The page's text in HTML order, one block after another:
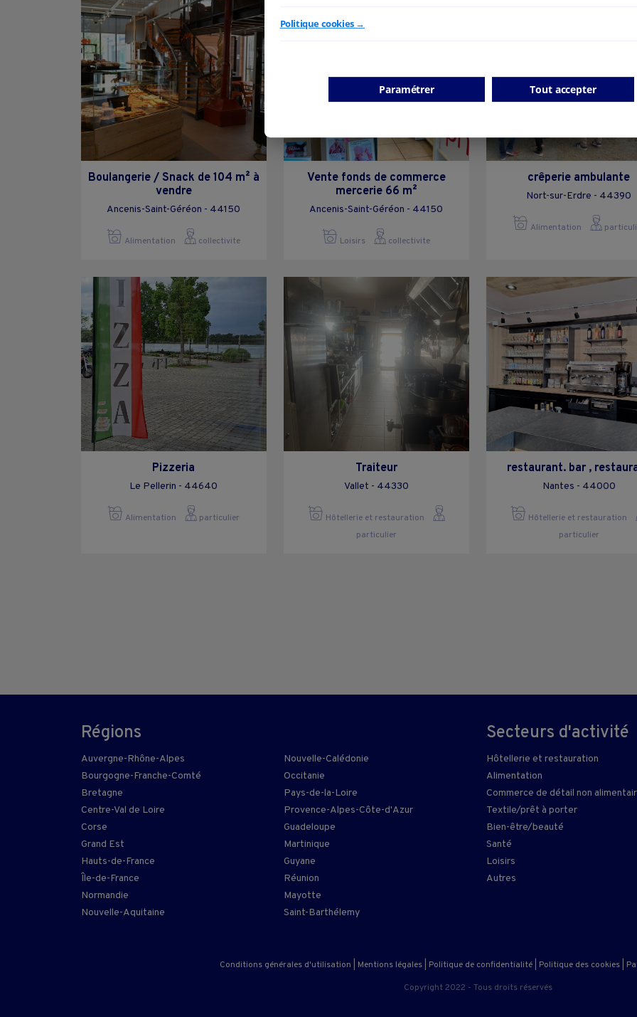
Boulangerie / Snack de 104 m² à
vendre
Ancenis-Saint-Géréon - 44150
Alimentation collectivite
Vente fonds de commerce
mercerie 66 m²
Ancenis-Saint-Géréon - 44150
Loisirs collectivite
crêperie ambulante
Nort-sur-Erdre - 44390
Alimentation
Pizzeria
Le Pellerin - 44640
Alimentation particulier
Traiteur
Vallet - 44330
Hôtellerie et restauration
particulier
restaurant. bar ,
Nantes - 44000
Hôtellerie et restauration
particulier
Régions
Auvergne-Rhône-Alpes
Bourgogne-Franche-Comté
Bretagne
Centre-Val de Loire
Corse
Grand Est
Hauts-de-France
Île-de-France
Normandie
Nouvelle-Aquitaine
Nouvelle-Calédonie
Occitanie
Pays-de-la-Loire
Provence-Alpes-Côte-d'Azur
Guadeloupe
Martinique
Guyane
Réunion
Mayotte
Saint-Barthélemy
Secteurs d'activité
Hôtellerie et restauration
Alimentation
Commerce de détail non
Textile/prêt à porter
Bien-être/beauté
Santé
Loisirs
Autres
Conditions générales d'utilisation Mentions légales Politique de confidentialité Politique des cookies
Copyright 2022 - Tous droits réservés
Politique cookies →
Paramétrer Tout accepter